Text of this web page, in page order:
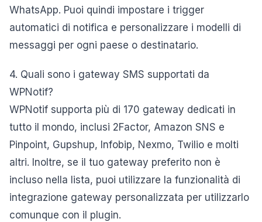
WhatsApp. Puoi quindi impostare i trigger
automatici di notifica e personalizzare i modelli di
messaggi per ogni paese o destinatario.
4. Quali sono i gateway SMS supportati da
WPNotif?
WPNotif supporta più di 170 gateway dedicati in
tutto il mondo, inclusi 2Factor, Amazon SNS e
Pinpoint, Gupshup, Infobip, Nexmo, Twilio e molti
altri. Inoltre, se il tuo gateway preferito non è
incluso nella lista, puoi utilizzare la funzionalità di
integrazione gateway personalizzata per utilizzarlo
comunque con il plugin.